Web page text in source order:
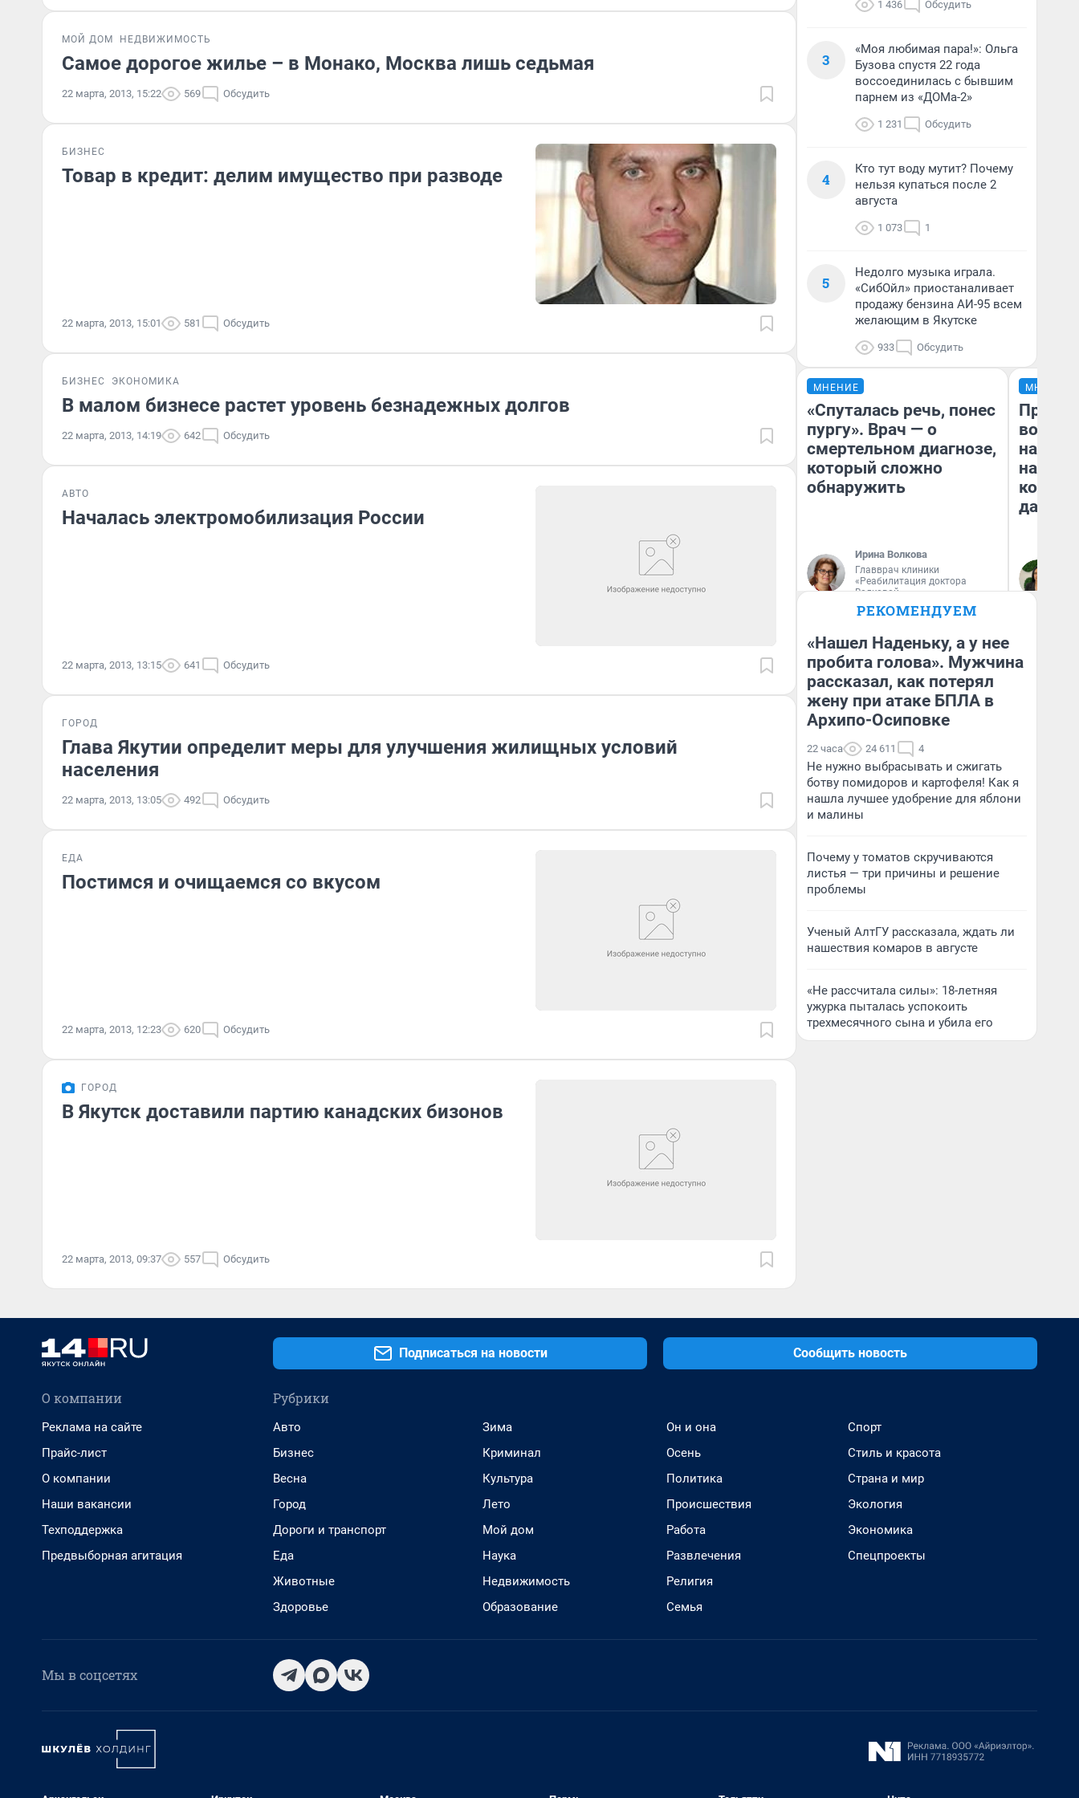
МОЙ ДОМ НЕДВИЖИМОСТЬ
Самое дорогое жилье – в Монако, Москва лишь седьмая
22 марта, 2013, 15:22 569 Обсудить
БИЗНЕС
Товар в кредит: делим имущество при разводе
22 марта, 2013, 15:01 581 Обсудить
БИЗНЕС ЭКОНОМИКА
В малом бизнесе растет уровень безнадежных долгов
22 марта, 2013, 14:19 642 Обсудить
АВТО
Началась электромобилизация России
22 марта, 2013, 13:15 641 Обсудить
ГОРОД
Глава Якутии определит меры для улучшения жилищных условий
населения
22 марта, 2013, 13:05 492 Обсудить
ЕДА
Постимся и очищаемся со вкусом
22 марта, 2013, 12:23 620 Обсудить
ГОРОД
В Якутск доставили партию канадских бизонов
22 марта, 2013, 09:37 557 Обсудить
1 436 Обсудить
3
«Моя любимая пара!»: Ольга
Бузова спустя 22 года
воссоединилась с бывшим
парнем из «ДОМа-2»
1 231 Обсудить
4
Кто тут воду мутит? Почему
нельзя купаться после 2
августа
1 073 1
5
Недолго музыка играла.
«СибОйл» приостаналивает
продажу бензина АИ-95 всем
желающим в Якутске
933 Обсудить
МНЕНИЕ
«Спуталась речь, понес
пургу». Врач — о
смертельном диагнозе,
который сложно
обнаружить
Ирина Волкова
Главврач клиники
«Реабилитация доктора
Волковой»
МНЕНИЕ
нам
даже
РЕКОМЕНДУЕМ
«Нашел Наденьку, а у нее
пробита голова». Мужчина
рассказал, как потерял
жену при атаке БПЛА в
Архипо-Осиповке
22 часа 24 611 4
Не нужно выбрасывать и сжигать
ботву помидоров и картофеля! Как я
нашла лучшее удобрение для яблони
и малины
Почему у томатов скручиваются
листья — три причины и решение
проблемы
Ученый АлтГУ рассказала, ждать ли
нашествия комаров в августе
«Не рассчитала силы»: 18-летняя
ужурка пыталась успокоить
трехмесячного сына и убила его
Подписаться на новости Сообщить новость
О компании
Реклама на сайте
Прайс-лист
О компании
Наши вакансии
Техподдержка
Предвыборная агитация
Рубрики
Авто
Бизнес
Весна
Город
Дороги и транспорт
Еда
Животные
Здоровье
Зима
Криминал
Культура
Лето
Мой дом
Наука
Недвижимость
Образование
Он и она
Осень
Политика
Происшествия
Работа
Развлечения
Религия
Семья
Спорт
Стиль и красота
Страна и мир
Экология
Экономика
Спецпроекты
Мы в соцсетях